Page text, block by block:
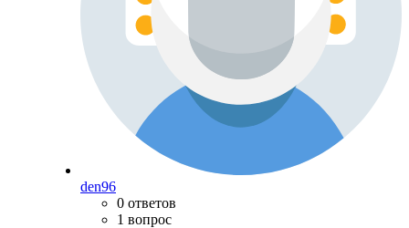
den96
0 ответов
1 вопрос